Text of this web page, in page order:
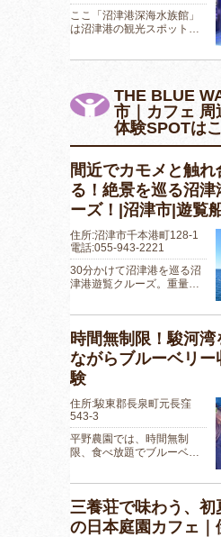
ここ「沼津港深海水族館」
は沼津港の観光スポット…
THE BLUE
市｜カフェ 周
体験SPOTは
間近でカモメと触れ
る！絶景を巡る沼津
ーズ！|沼津市|遊覧
住所:沼津市千本港町128-1
電話:055-943-2221
30分かけて沼津港を巡る沼
津港遊覧クルーズ。重量…
時間無制限！駿河湾
ながらブルーベリー
験
住所:駿東郡長泉町元長窪
543-3
平野農園では、時間無制
限、食べ放題でブルーベ…
三養荘で味わう、初
の日本庭園カフェ｜